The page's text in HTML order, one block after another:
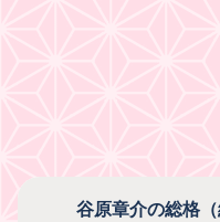
谷原章介の総格